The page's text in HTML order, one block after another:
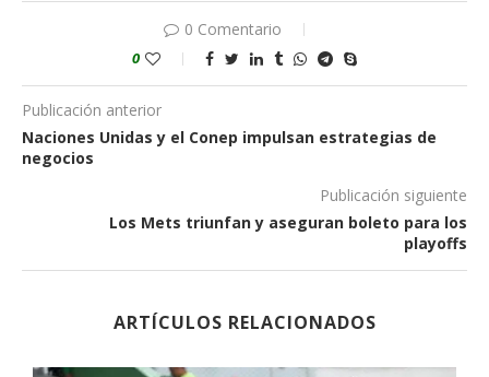
0 Comentario
0
Publicación anterior
Naciones Unidas y el Conep impulsan estrategias de
negocios
Publicación siguiente
Los Mets triunfan y aseguran boleto para los
playoffs
ARTÍCULOS RELACIONADOS